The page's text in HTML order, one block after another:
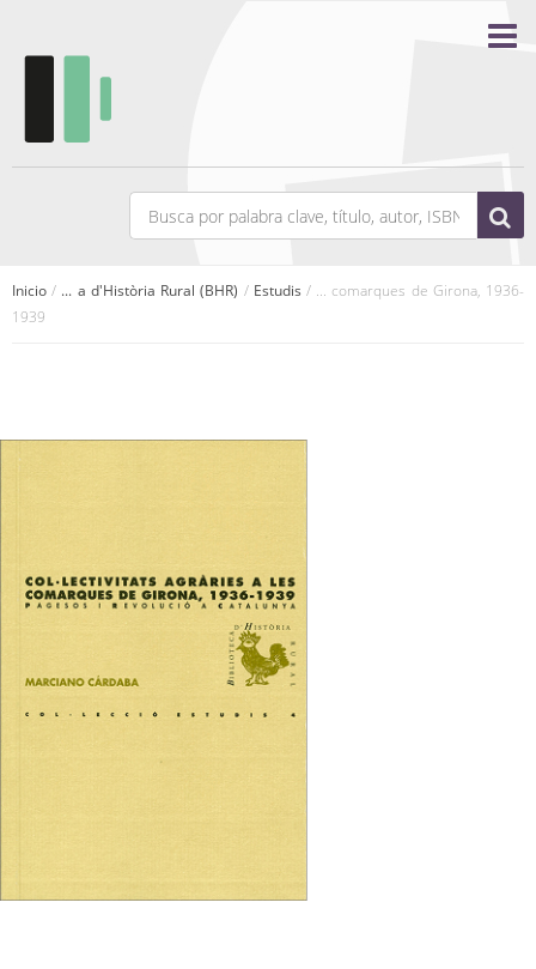
Inicio / ... a d'Història Rural (BHR) / Estudis / ... comarques de Girona, 1936-
1939